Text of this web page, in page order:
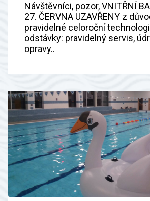
Návštěvníci, pozor, VNITŘNÍ
27. ČERVNA UZAVŘENY z
pravidelné celoroční
odstávky: pravidelný servis,
opravy..